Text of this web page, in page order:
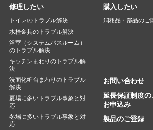
修理したい
トイレのトラブル解決
水栓金具のトラブル解決
浴室（システムバスルーム）
のトラブル解決
キッチンまわりのトラブル解
決
洗面化粧台まわりのトラブル
解決
夏場に多いトラブル事象と対
応
冬場に多いトラブル事象と対
応
購入したい
消耗品・部品のご
お問い合わせ
延長保証制度の
お申込み
製品のご登録